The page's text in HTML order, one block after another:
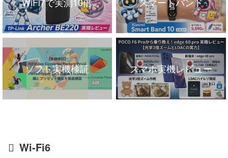
ソフト実機検証 スマホ実機レビュー
Wi-Fi6